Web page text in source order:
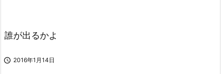
誰が出るかよ
 2016年1月14日